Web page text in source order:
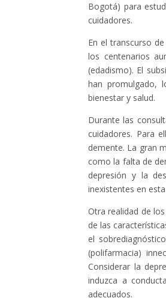
Bogotá) para
cuidadores.
En el transcurso
los centenarios
(edadismo). El
han promulgado,
bienestar y salud.
Durante las
cuidadores. Para
demente. La gran
como la falta de
depresión y la
inexistentes en
Otra realidad de
de las
el
(polifarmacia)
Considerar la
induzca a
adecuados.